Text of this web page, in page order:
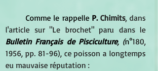
Comme le rappelle P. Chimits, dans
Bulletin Français de Pisciculture, (n°180,
1956, pp. 81-96), ce poisson a longtemps
eu mauvaise réputation :